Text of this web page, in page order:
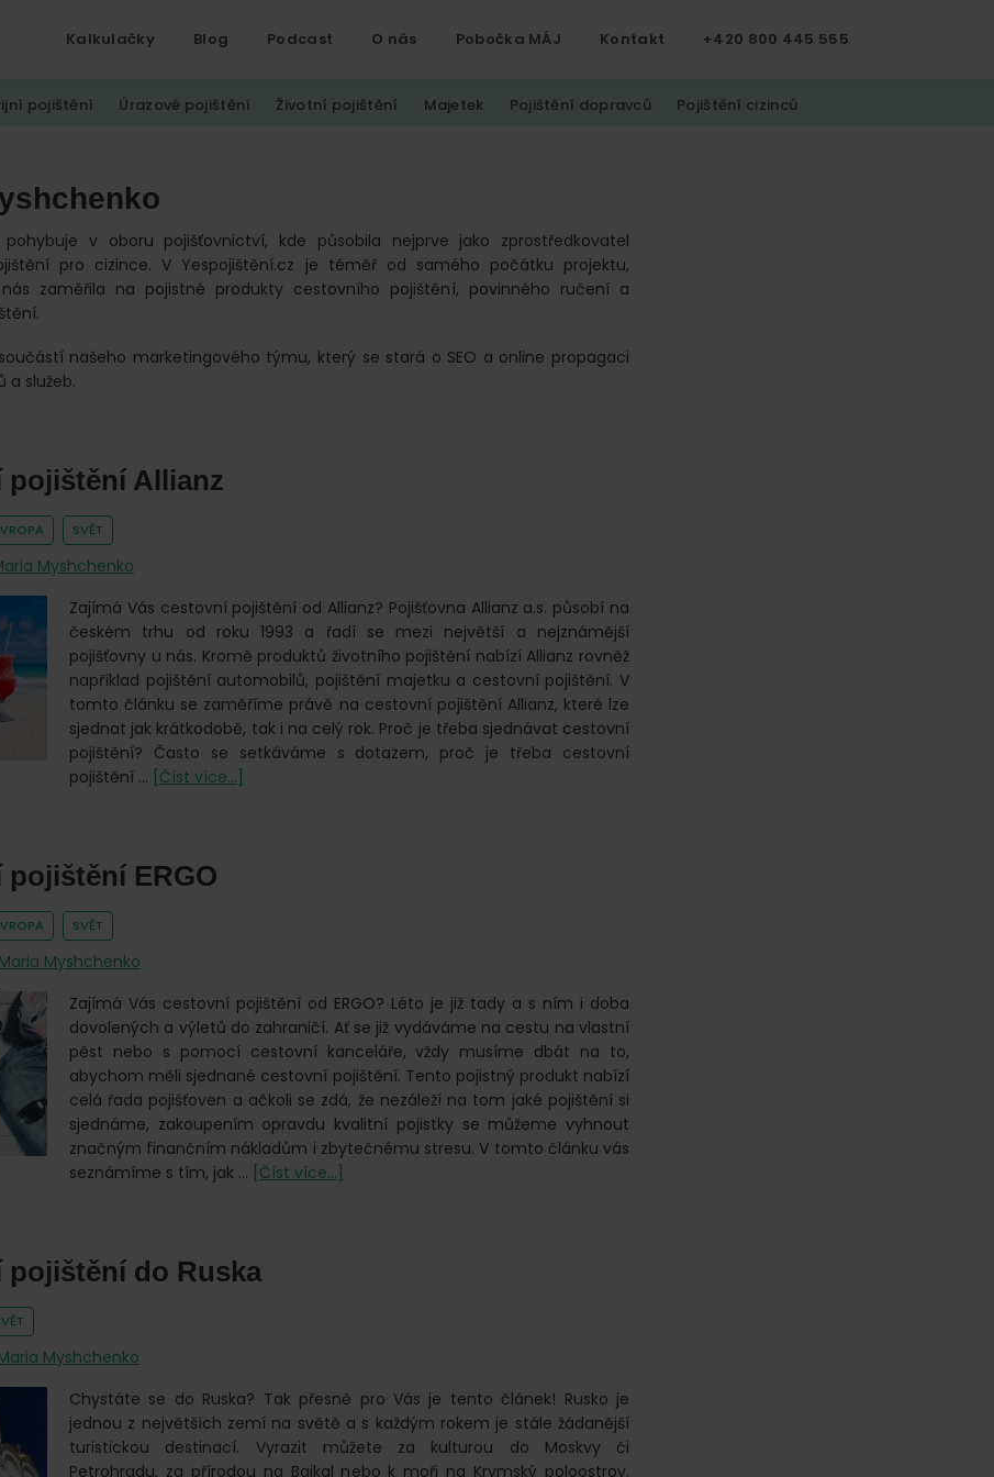
Kalkulačky Blog Podcast O nás Pobočka MÁJ Kontakt +420 800 445 555
pojištění Úrazové pojištění Životní pojištění Majetek Pojištění dopravců Pojištění cizinců
v oboru pojišťovnictví, kde působila nejprve jako zprostředkovatel
pro cizince. V Yespojištění.cz je téměř od samého počátku projektu,
zaměřila na pojistné produkty cestovního pojištění, povinného ručení a
našeho marketingového týmu, který se stará o SEO a online propagaci
a služeb.
pojištění Allianz
SVĚT
Myshchenko
Zajímá Vás cestovní pojištění od Allianz? Pojišťovna Allianz a.s. působí na
českém trhu od roku 1993 a řadí se mezi největší a nejznámější
pojišťovny u nás. Kromě produktů životního pojištění nabízí Allianz rovněž
například pojištění automobilů, pojištění majetku a cestovní pojištění. V
tomto článku se zaměříme právě na cestovní pojištění Allianz, které lze
sjednat jak krátkodobě, tak i na celý rok. Proč je třeba sjednávat cestovní
pojištění? Často se setkáváme s dotazem, proč je třeba cestovní
pojištění … [Číst více...]
pojištění ERGO
SVĚT
Maria Myshchenko
Zajímá Vás cestovní pojištění od ERGO? Léto je již tady a s ním i doba
dovolených a výletů do zahraničí. Ať se již vydáváme na cestu na vlastní
pěst nebo s pomocí cestovní kanceláře, vždy musíme dbát na to,
abychom měli sjednané cestovní pojištění. Tento pojistný produkt nabízí
celá řada pojišťoven a ačkoli se zdá, že nezáleží na tom jaké pojištění si
sjednáme, zakoupením opravdu kvalitní pojistky se můžeme vyhnout
značným finančním nákladům i zbytečnému stresu. V tomto článku vás
seznámíme s tím, jak … [Číst více...]
pojištění do Ruska
Myshchenko
Chystáte se do Ruska? Tak přesně pro Vás je tento článek! Rusko je
jednou z největších zemí na světě a s každým rokem je stále žádanější
turistickou destinací. Vyrazit můžete za kulturou do Moskvy či
Petrohradu, za přírodou na Bajkal nebo k moři na Krymský poloostrov.